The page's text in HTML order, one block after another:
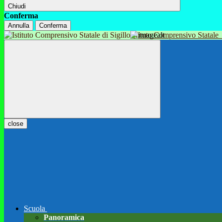
Chiudi
Conferma
Annulla Conferma
Istituto Comprensivo Statale
close
Scuola
Panoramica